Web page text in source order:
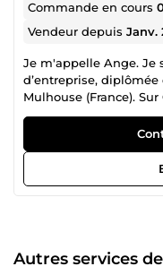
Commande en cours
Vendeur depuisJanv.
Je m'appelle Ange. Je
d’entreprise, diplômée
Mulhouse (France).
pour structurer vos
rendre vos
prêtes à l’emploi. Mon
gagner du temps,
propre, clair et bien
réécriture de
projet ✔ Mise en forme
Autres services